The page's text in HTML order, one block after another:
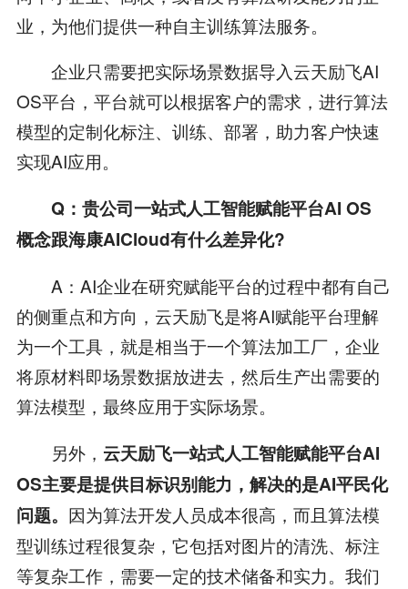
业，为他们提供一种自主训练算法服务。
企业只需要把实际场景数据导入云天励飞AI
OS平台，平台就可以根据客户的需求，进行算法
模型的定制化标注、训练、部署，助力客户快速
实现AI应用。
Q：贵公司一站式人工智能赋能平台AI OS
概念跟海康AICloud有什么差异化?
A：AI企业在研究赋能平台的过程中都有自己
的侧重点和方向，云天励飞是将AI赋能平台理解
为一个工具，就是相当于一个算法加工厂，企业
将原材料即场景数据放进去，然后生产出需要的
算法模型，最终应用于实际场景。
另外， 云天励飞一站式人工智能赋能平台AI
OS主要是提供目标识别能力，解决的是AI平民化
问题。 因为算法开发人员成本很高，而且算法模
型训练过程很复杂，它包括对图片的清洗、标注
等复杂工作，需要一定的技术储备和实力。我们